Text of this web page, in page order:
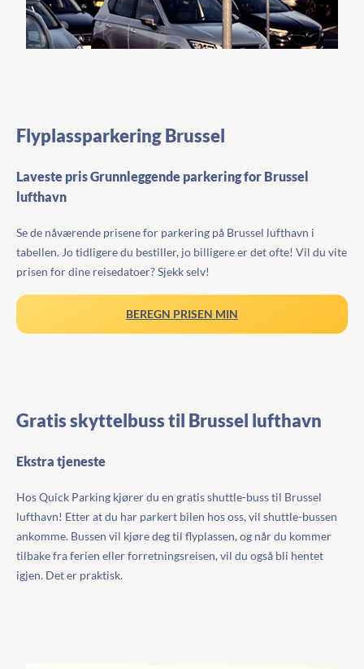
Flyplassparkering Brussel
Laveste pris Grunnleggende parkering for Brussel
lufthavn
Se de nåværende prisene for parkering på Brussel lufthavn i
tabellen. Jo tidligere du bestiller, jo billigere er det ofte! Vil du vite
prisen for dine reisedatoer? Sjekk selv!
BEREGN PRISEN MIN
Gratis skyttelbuss til Brussel lufthavn
Ekstra tjeneste
Hos Quick Parking kjører du en gratis shuttle-buss til Brussel
lufthavn! Etter at du har parkert bilen hos oss, vil shuttle-bussen
ankomme. Bussen vil kjøre deg til flyplassen, og når du kommer
tilbake fra ferien eller forretningsreisen, vil du også bli hentet
igjen. Det er praktisk.